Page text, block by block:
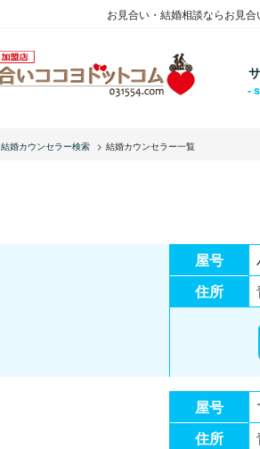
お見合い・結婚相談ならお見
結婚カウンセラー検索 結婚カウンセラー一覧
屋号
住所
屋号
住所